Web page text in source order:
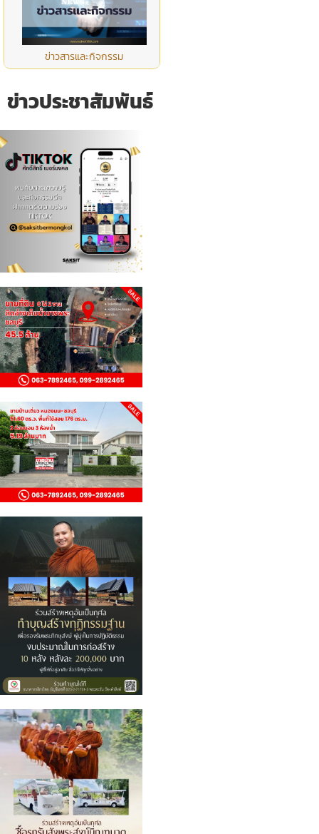
ข่าวสารและกิจกรรม
ข่าวประชาสัมพันธ์